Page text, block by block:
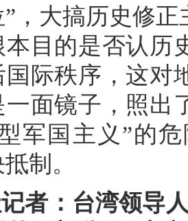
，大搞历史修
本目的是否认历
国际秩序，这对
一面镜子，照出
军国主义”的
制。
者：台湾领导